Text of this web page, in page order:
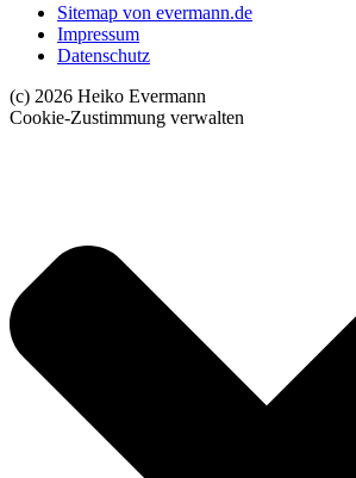
Sitemap von evermann.de
Impressum
Datenschutz
(c) 2026 Heiko Evermann
Cookie-Zustimmung verwalten